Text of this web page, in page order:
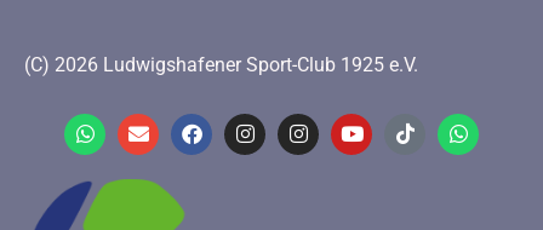
(C) 2026 Ludwigshafener Sport-Club 1925 e.V.